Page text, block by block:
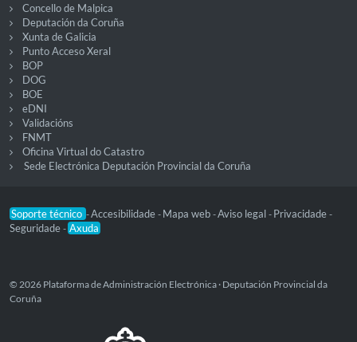
Concello de Malpica
Deputación da Coruña
Xunta de Galicia
Punto Acceso Xeral
BOP
DOG
BOE
eDNI
Validacións
FNMT
Oficina Virtual do Catastro
Sede Electrónica Deputación Provincial da Coruña
Soporte técnico -Accesibilidade - Mapa web -Aviso legal - Privacidade -
Seguridade - Axuda
© 2026 Plataforma de Administración Electrónica · Deputación Provincial da
Coruña